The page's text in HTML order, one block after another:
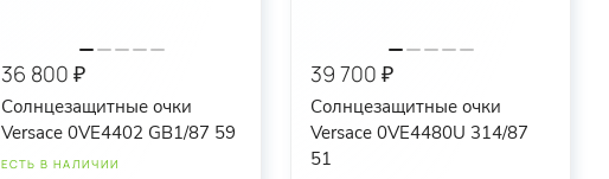
36 800 ₽
Солнцезащитные очки
Versace 0VE4402 GB1/87 59
ЕСТЬ В НАЛИЧИИ
39 700 ₽
Солнцезащитные очки
Versace 0VE4480U 314/87
51